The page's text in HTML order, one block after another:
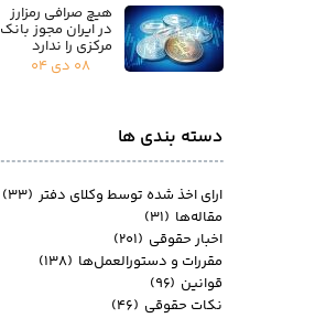
دسته بندی ها
هیچ صرافی رمزارز
در ایران مجوز بانک
مرکزی را ندارد
۰۸ دی ۰۴
ارای اخذ شده توسط وکلای دفتر (۳۳)
مقاله‌ها (۳۱)
اخبار حقوقی (۲۰۱)
مقررات و دستورالعمل‌ها (۱۳۸)
قوانین (۹۶)
نکات حقوقی (۴۶)